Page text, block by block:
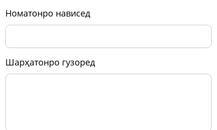
номатонро нависед
шарҳатонро гузоред